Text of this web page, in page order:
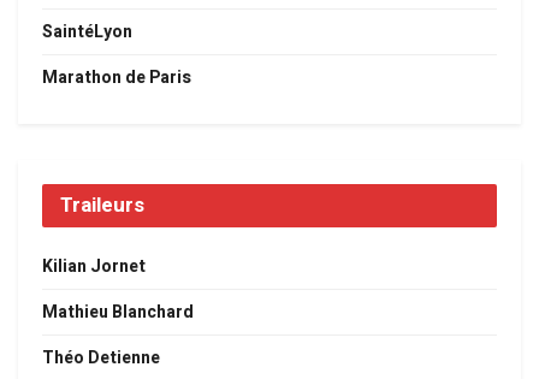
SaintéLyon
Marathon de Paris
Traileurs
Kilian Jornet
Mathieu Blanchard
Théo Detienne